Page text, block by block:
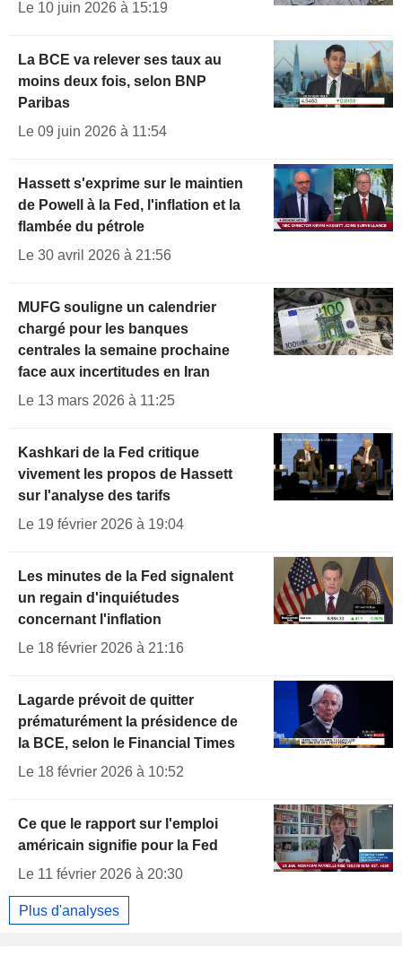
Le 10 juin 2026 à 15:19
La BCE va relever ses taux au
moins deux fois, selon BNP
Paribas
Le 09 juin 2026 à 11:54
Hassett s'exprime sur le maintien
de Powell à la Fed, l'inflation et la
flambée du pétrole
Le 30 avril 2026 à 21:56
MUFG souligne un calendrier
chargé pour les banques
centrales la semaine prochaine
face aux incertitudes en Iran
Le 13 mars 2026 à 11:25
Kashkari de la Fed critique
vivement les propos de Hassett
sur l'analyse des tarifs
Le 19 février 2026 à 19:04
Les minutes de la Fed signalent
un regain d'inquiétudes
concernant l'inflation
Le 18 février 2026 à 21:16
Lagarde prévoit de quitter
prématurément la présidence de
la BCE, selon le Financial Times
Le 18 février 2026 à 10:52
Ce que le rapport sur l'emploi
américain signifie pour la Fed
Le 11 février 2026 à 20:30
Plus d'analyses